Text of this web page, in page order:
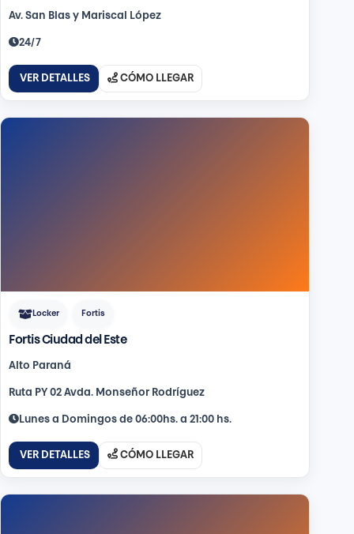
Av. San Blas y Mariscal López
24/7
VER DETALLES CÓMO LLEGAR
Locker Fortis
Fortis Ciudad del Este
Alto Paraná
Ruta PY 02 Avda. Mon­señor Rodríguez
Lunes a Domingos de 06:00hs. a 21:00 hs.
VER DETALLES CÓMO LLEGAR